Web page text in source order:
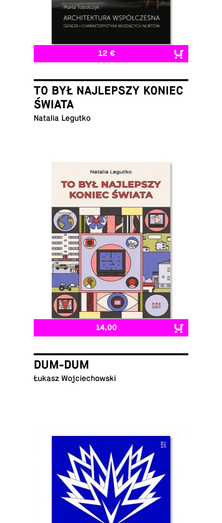
12 €
TO BYŁ NAJLEPSZY KONIEC
ŚWIATA
Natalia Legutko
14,00
DUM-DUM
Łukasz Wojciechowski